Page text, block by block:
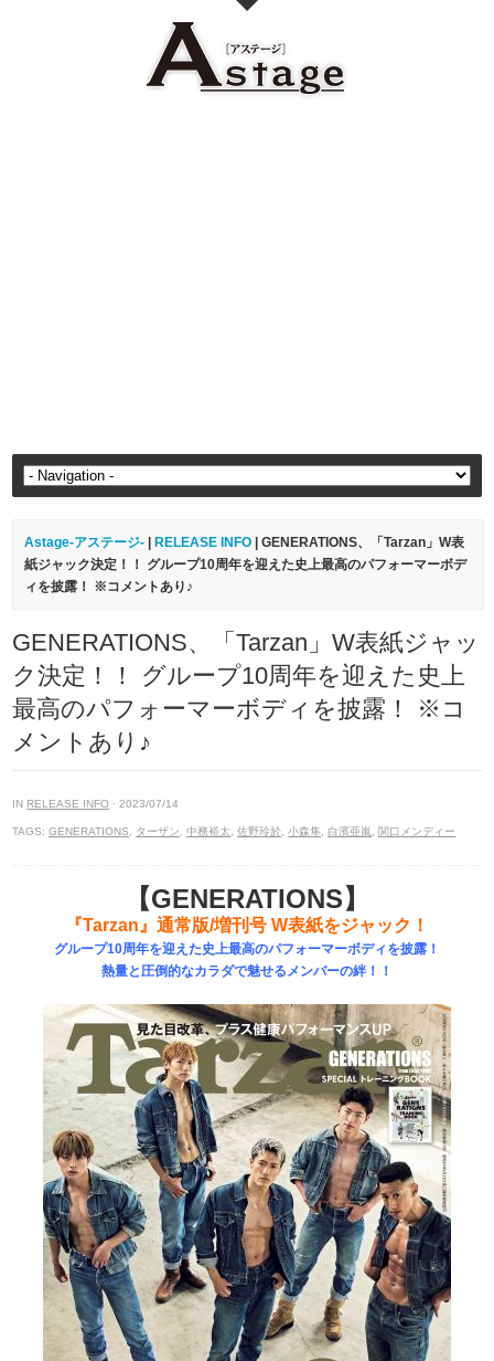
Astage-アステージ- RELEASE INFO | GENERATIONS、「Tarzan」W表
紙ジャック決定！！ グループ10周年を迎えた史上最高のパフォーマーボデ
ィを披露！ ※コメントあり♪
GENERATIONS、「Tarzan」W表紙ジャッ
ク決定！！ グループ10周年を迎えた史上
最高のパフォーマーボディを披露！ ※コ
メントあり♪
IN RELEASE INFO · 2023/07/14
TAGS:GENERATIONS ターザン ,中務裕太 ,佐野玲於 ,小森隼 ,白濱亜嵐 関口メンディー
【GENERATIONS】
『Tarzan』通常版/増刊号 W表紙をジャック！
グループ10周年を迎えた史上最高のパフォーマーボディを披露！
熱量と圧倒的なカラダで魅せるメンバーの絆！！